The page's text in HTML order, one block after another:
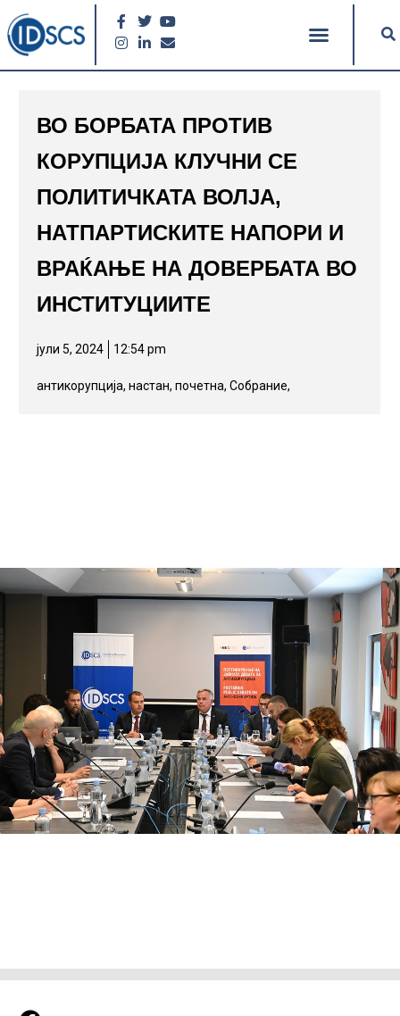
ВО БОРБАТА ПРОТИВ
КОРУПЦИЈА КЛУЧНИ СЕ
ПОЛИТИЧКАТА ВОЛЈА,
НАТПАРТИСКИТЕ НАПОРИ И
ВРАЌАЊЕ НА ДОВЕРБАТА ВО
ИНСТИТУЦИИТЕ
јули 5, 2024 12:54 pm
антикорупција,настан,почетна,Собрание,